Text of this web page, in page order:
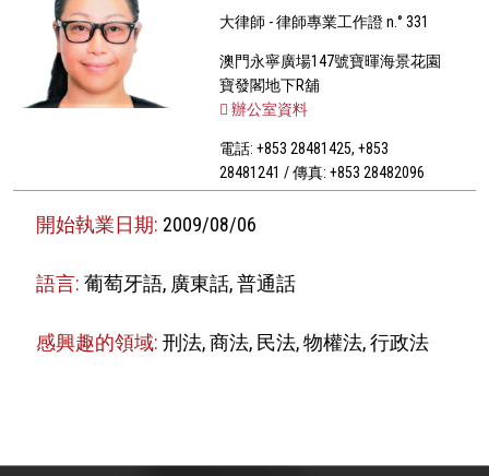
大律師 - 律師專業工作證 n.° 331
澳門永寧廣場147號寶暉海景花園
寶發閣地下R舖
辦公室資料
電話: +853 28481425, +853
28481241 / 傳真: +853 28482096
開始執業日期: 2009/08/06
語言:葡萄牙語, 廣東話, 普通話
感興趣的領域:刑法, 商法, 民法, 物權法, 行政法